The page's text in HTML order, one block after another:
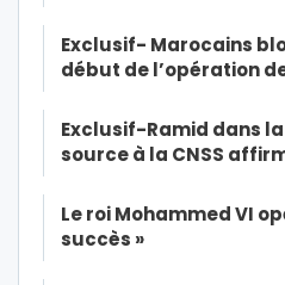
Exclusif- Marocains
début de l’opération
Exclusif-Ramid dans
source à la CNSS
Le roi Mohammed VI
succès »